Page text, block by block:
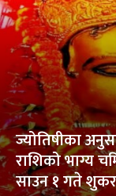
ज्योतिषीका
राशिको भाग्य
साउन १ गते